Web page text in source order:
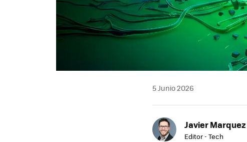
5 Junio 2026
Javier Marquez
Editor - Tech